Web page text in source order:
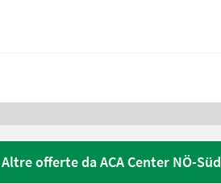
Altre offerte da ACA Center NÖ-Süd